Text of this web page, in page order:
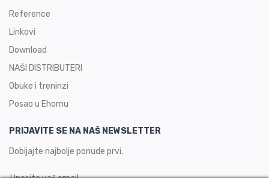
Reference
Linkovi
Download
NAŠI DISTRIBUTERI
Obuke i treninzi
Posao u Ehomu
PRIJAVITE SE NA NAŠ NEWSLETTER
Dobijajte najbolje ponude prvi.